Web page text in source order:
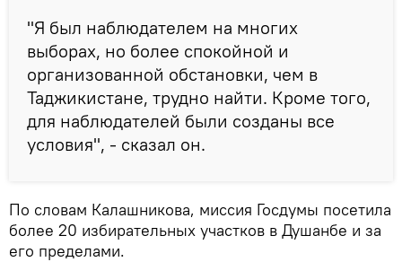
"Я был наблюдателем на многих
выборах, но более спокойной и
организованной обстановки, чем в
Таджикистане, трудно найти. Кроме того,
для наблюдателей были созданы все
условия", - сказал он.
По словам Калашникова, миссия Госдумы посетила
более 20 избирательных участков в Душанбе и за
его пределами.